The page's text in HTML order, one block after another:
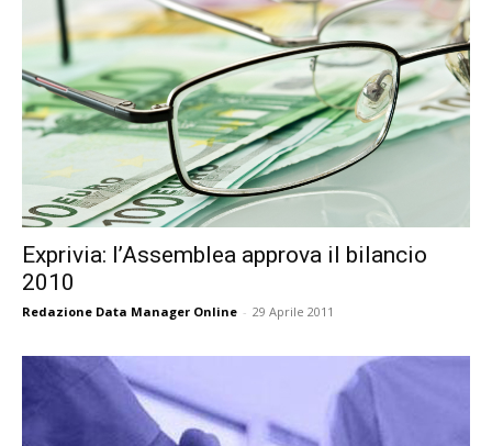
Exprivia: l’Assemblea approva il bilancio
2010
Redazione Data Manager Online - 29 Aprile 2011